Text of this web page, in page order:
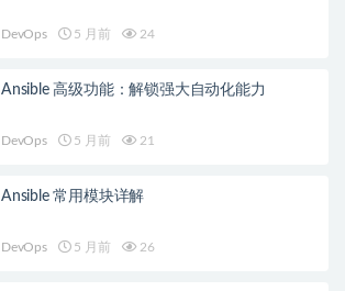
DevOps 5 月前 24
Ansible 高级功能：解锁强大自动化能力
DevOps 5 月前 21
Ansible 常用模块详解
DevOps 5 月前 26